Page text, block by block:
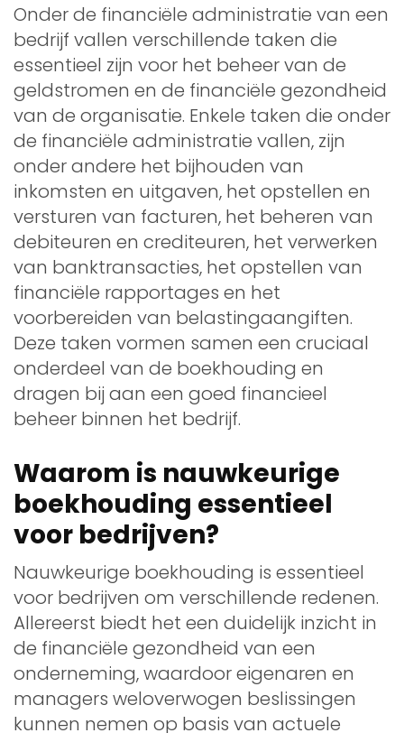
Onder de financiële administratie van een
bedrijf vallen verschillende taken die
essentieel zijn voor het beheer van de
geldstromen en de financiële gezondheid
van de organisatie. Enkele taken die onder
de financiële administratie vallen, zijn
onder andere het bijhouden van
inkomsten en uitgaven, het opstellen en
versturen van facturen, het beheren van
debiteuren en crediteuren, het verwerken
van banktransacties, het opstellen van
financiële rapportages en het
voorbereiden van belastingaangiften.
Deze taken vormen samen een cruciaal
onderdeel van de boekhouding en
dragen bij aan een goed financieel
beheer binnen het bedrijf.
Waarom is nauwkeurige
boekhouding essentieel
voor bedrijven?
Nauwkeurige boekhouding is essentieel
voor bedrijven om verschillende redenen.
Allereerst biedt het een duidelijk inzicht in
de financiële gezondheid van een
onderneming, waardoor eigenaren en
managers weloverwogen beslissingen
kunnen nemen op basis van actuele